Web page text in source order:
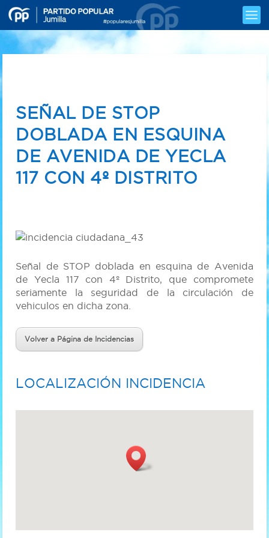
SEÑAL DE STOP
DOBLADA EN ESQUINA
DE AVENIDA DE YECLA
117 CON 4º DISTRITO
Señal de STOP doblada en esquina de Avenida
de Yecla 117 con 4º Distrito, que compromete
seriamente la seguridad de la circulación de
vehiculos en dicha zona.
Volver a Página de Incidencias
LOCALIZACIÓN INCIDENCIA